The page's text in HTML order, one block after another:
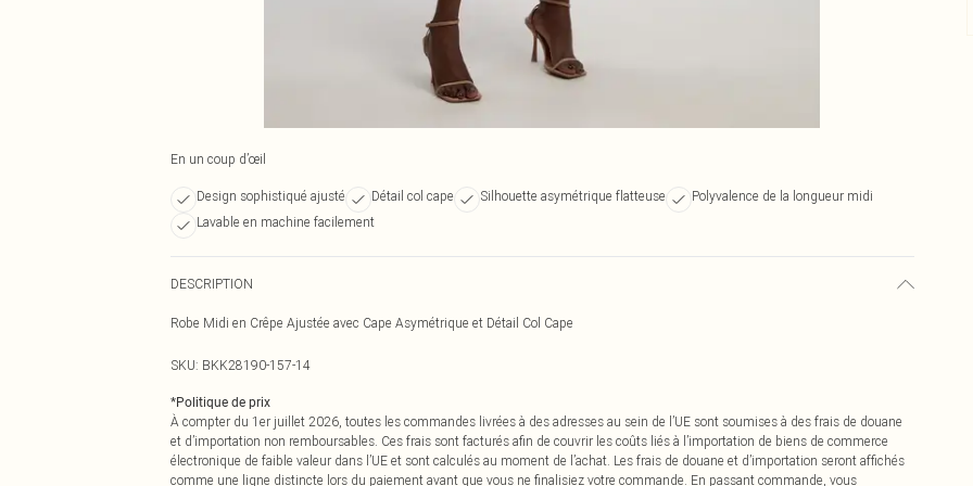
En un coup d’œil
Design sophistiqué ajusté Détail col cape Silhouette asymétrique flatteuse
Polyvalence de la longueur midi
Lavable en machine facilement
DESCRIPTION
Robe Midi en Crêpe Ajustée avec Cape Asymétrique et Détail Col Cape
SKU: BKK28190-157-14
*Politique de prix
À compter du 1er juillet 2026, toutes les commandes livrées à des adresses au sein de l’UE sont soumises à des frais de douane
et d’importation non remboursables. Ces frais sont facturés afin de couvrir les coûts liés à l’importation de biens de commerce
électronique de faible valeur dans l’UE et sont calculés au moment de l’achat. Les frais de douane et d’importation seront affichés
comme une ligne distincte lors du paiement avant que vous ne finalisiez votre commande. En passant commande, vous